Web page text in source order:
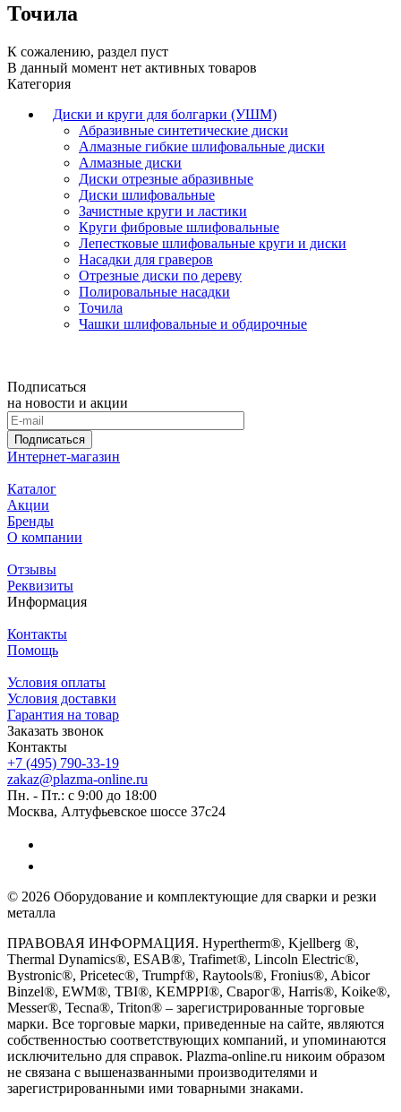
Точила
К сожалению, раздел пуст
В данный момент нет активных товаров
Категория
Диски и круги для болгарки (УШМ)
Абразивные синтетические диски
Алмазные гибкие шлифовальные диски
Алмазные диски
Диски отрезные абразивные
Диски шлифовальные
Зачистные круги и ластики
Круги фибровые шлифовальные
Лепестковые шлифовальные круги и диски
Насадки для граверов
Отрезные диски по дереву
Полировальные насадки
Точила
Чашки шлифовальные и обдирочные
Подписаться
на новости и акции
Подписаться
Интернет-магазин
Каталог
Акции
Бренды
О компании
Отзывы
Реквизиты
Информация
Контакты
Помощь
Условия оплаты
Условия доставки
Гарантия на товар
Заказать звонок
Контакты
+7 (495) 790-33-19
zakaz@plazma-online.ru
Пн. - Пт.: с 9:00 до 18:00
Москва, Алтуфьевское шоссе 37с24
© 2026 Оборудование и комплектующие для сварки и резки
металла
ПРАВОВАЯ ИНФОРМАЦИЯ. Hypertherm®, Kjellberg ®,
Thermal Dynamics®, ESAB®, Trafimet®, Lincoln Electric®,
Bystronic®, Pricetec®, Trumpf®, Raytools®, Fronius®, Abicor
Binzel®, EWM®, TBI®, KEMPPI®, Сварог®, Harris®, Koike®,
Messer®, Tecna®, Triton® – зарегистрированные торговые
марки. Все торговые марки, приведенные на сайте, являются
собственностью соответствующих компаний, и упоминаются
исключительно для справок. Plazma-online.ru никоим образом
не связана с вышеназванными производителями и
зарегистрированными ими товарными знаками.